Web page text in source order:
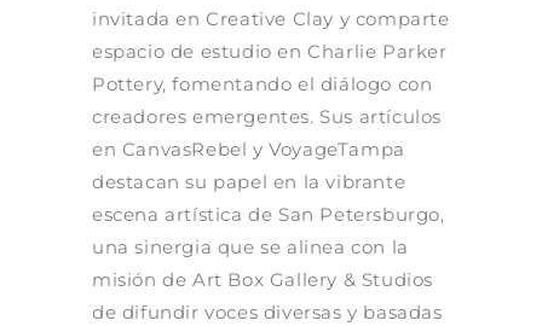
invitada en Creative Clay y comparte
espacio de estudio en Charlie Parker
Pottery, fomentando el diálogo con
creadores emergentes. Sus artículos
en CanvasRebel y VoyageTampa
destacan su papel en la vibrante
escena artística de San Petersburgo,
una sinergia que se alinea con la
misión de Art Box Gallery & Studios
de difundir voces diversas y basadas